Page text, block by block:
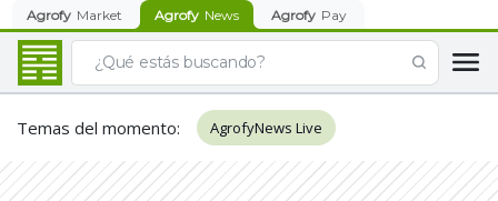
Agrofy Market Agrofy News Agrofy Pay
Temas del momento: AgrofyNews Live